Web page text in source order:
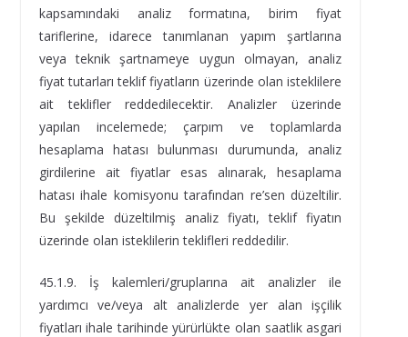
kapsamındaki analiz formatına, birim fiyat
tariflerine, idarece tanımlanan yapım şartlarına
veya teknik şartnameye uygun olmayan, analiz
fiyat tutarları teklif fiyatların üzerinde olan isteklilere
ait teklifler reddedilecektir. Analizler üzerinde
yapılan incelemede; çarpım ve toplamlarda
hesaplama hatası bulunması durumunda, analiz
girdilerine ait fiyatlar esas alınarak, hesaplama
hatası ihale komisyonu tarafından re’sen düzeltilir.
Bu şekilde düzeltilmiş analiz fiyatı, teklif fiyatın
üzerinde olan isteklilerin teklifleri reddedilir.
45.1.9. İş kalemleri/gruplarına ait analizler ile
yardımcı ve/veya alt analizlerde yer alan işçilik
fiyatları ihale tarihinde yürürlükte olan saatlik asgari